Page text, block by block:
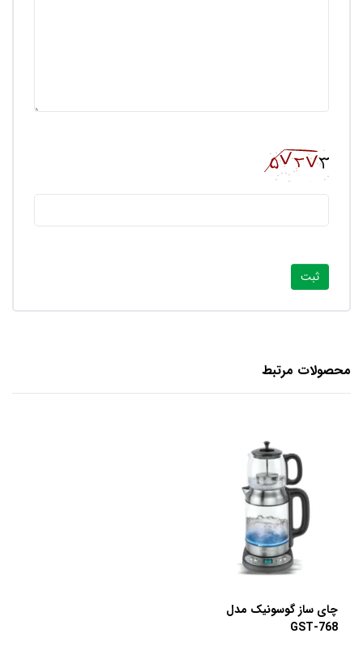
محصولات مرتبط
چای ساز گوسونیک مدل
GST-768